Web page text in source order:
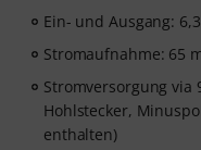
Ein- und Ausgang:
Stromaufnahme: 65
Stromversorgung via
Hohlstecker,
enthalten)